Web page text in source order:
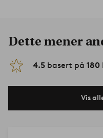
Dette mener
4.5 basert på 180
Vis